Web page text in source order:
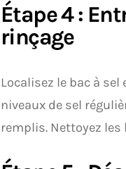
Étape 4 :
rinçage
Localisez le bac à
niveaux de sel
remplis. Nettoyez